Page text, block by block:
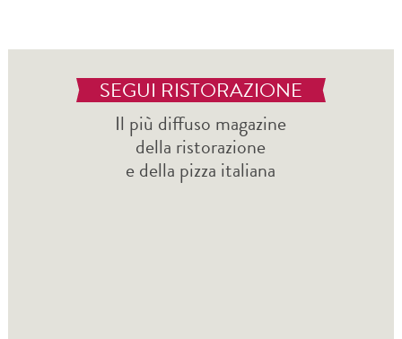
SEGUI RISTORAZIONE
Il più diffuso magazine
della ristorazione
e della pizza italiana